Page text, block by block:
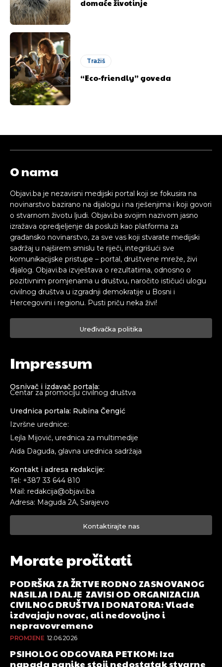
domaće životinje
Tražiš
“Eco-friendly” goveda
O nama
Objavi.ba je nezavisni medijski portal koji se fokusira na
novinarstvo bazirano na dijalogu i na rješenjima i koji govori
o stvarnom životu ljudi. Objavi.ba svojim nazivom jasno
izražava opredjeljenje da posluži kao platforma za
građansko novinarstvo, za sve vas koji stvarate medijski
sadržaj u najširem smislu te riječi, integrišući sve
komunikacijske pristupe – portal, društvene mreže, živi
dijalog. Objavi.ba izvještava o rezultatima, odnosno o
pozitivnim promjenama u društvu, naročito ističući ulogu
civilnog društva u izgradnji demokratije u Bosni i
Hercegovini i regionu. Pusti priču neka živi!
Uređivačka politika
Impressum
Osnivač i izdavač portala:
Centar za promociju civilnog društva
Urednica portala: Rubina Čengić
Izvršne urednice:
Lejla Mijović, urednica za multimedije
Aida Daguda, glavna urednica sadržaja
Kontakt i adresa redakcije:
Tel: +387 33 644 810
Mail: redakcija@objavi.ba
Adresa: Maguda 2A, Sarajevo
Kontaktirajte nas
Morate pročitati
PODRŠKA ZA ŽRTVE RODNO ZASNOVANOG
NASILJA I DALJE ZAVISI OD ORGANIZACIJA
CIVILNOG DRUŠTVA I DONATORA: Vlade
izdvajaju novac, ali nedovoljno i
nepravovremeno
PROMJENE 12.06.2026
PSIHOLOG ODGOVARA PETKOM: Iza
napada panike stoji nedostatak stvarne